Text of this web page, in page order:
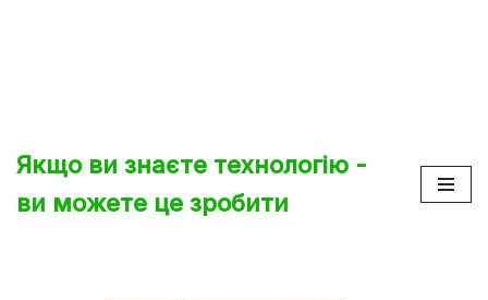
до
Якщо ви знаєте технологію -
ви можете це зробити